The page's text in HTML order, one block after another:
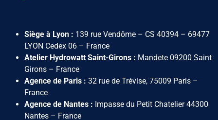
Siège à Lyon : 139 rue Vendôme – CS 40394 – 69477
LYON Cedex 06 – France
Atelier Hydrowatt Saint-Girons : Mandete 09200 Saint
Girons – France
Agence de Paris : 32 rue de Trévise, 75009 Paris –
France
Agence de Nantes : Impasse du Petit Chatelier 44300
Nantes – France